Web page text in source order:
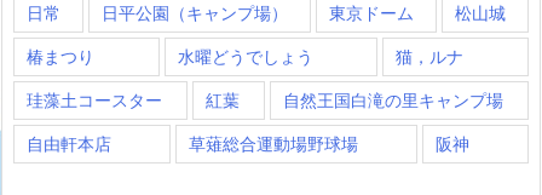
日常
日平公園（キャンプ場） 東京ドーム
松山城
椿まつり
水曜どうでしょう
猫，ルナ
珪藻土コースター
紅葉
自然王国白滝の里キャンプ場
自由軒本店
草薙総合運動場野球場 阪神